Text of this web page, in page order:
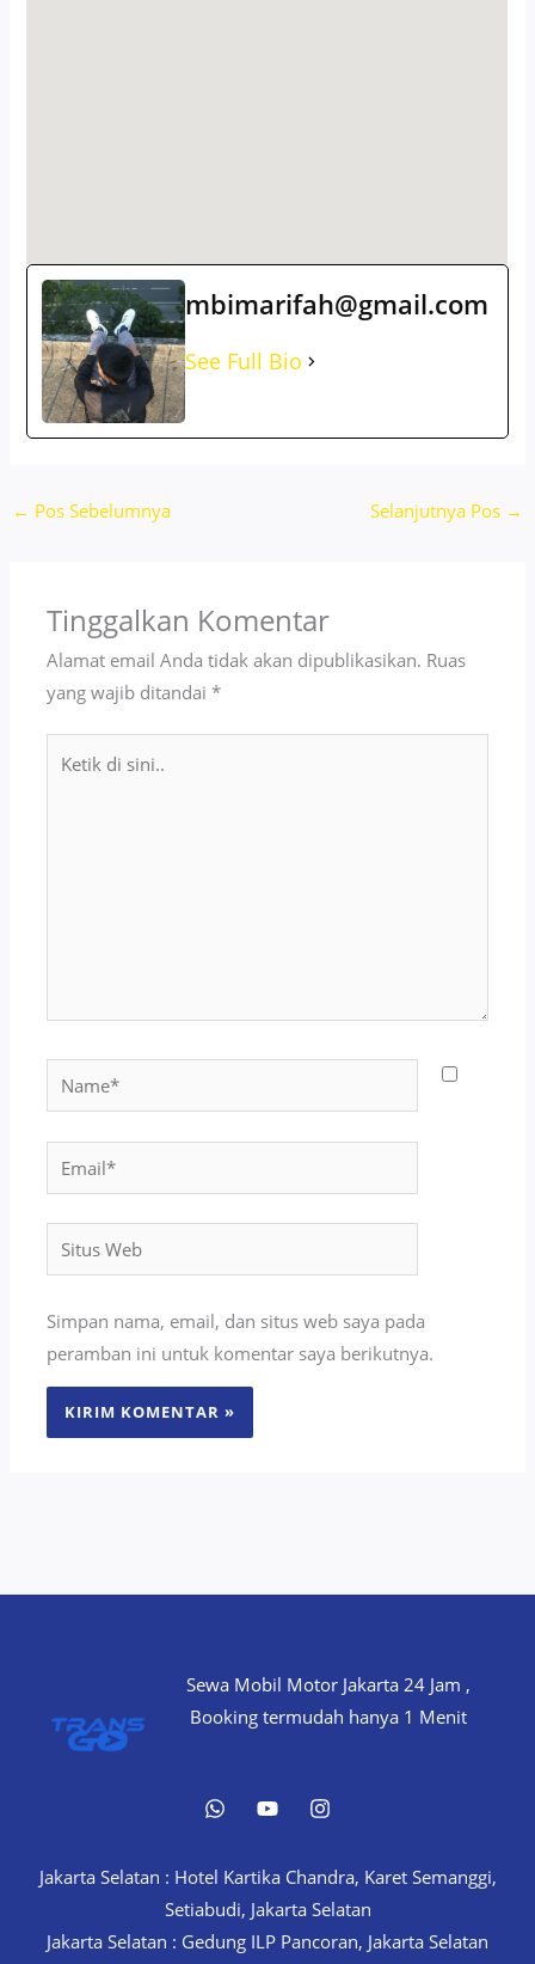
mbimarifah@gmail.com
See Full Bio
← Pos Sebelumnya Selanjutnya Pos →
Tinggalkan Komentar
Alamat email Anda tidak akan dipublikasikan. Ruas
yang wajib ditandai*
Name*
Situs
Web
Simpan nama, email, dan situs web saya pada
peramban ini untuk komentar saya berikutnya.
Sewa Mobil Motor Jakarta 24 Jam ,
Booking termudah hanya 1 Menit
Jakarta Selatan : Hotel Kartika Chandra, Karet Semanggi,
Setiabudi, Jakarta Selatan
Jakarta Selatan : Gedung ILP Pancoran, Jakarta Selatan